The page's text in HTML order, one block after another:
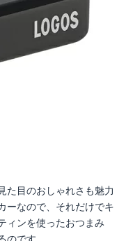
た目のおしゃれさも魅力
ーなので、それだけでキ
ィンを使ったおつまみ